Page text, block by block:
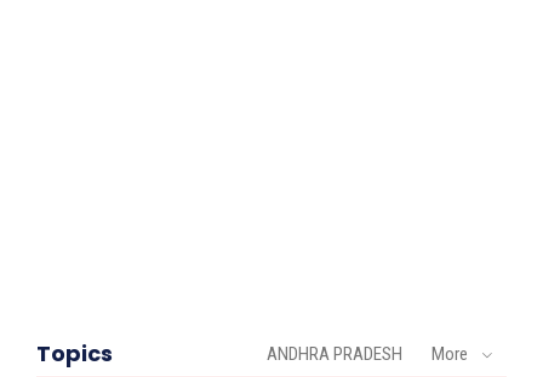
Topics ANDHRA PRADESH More